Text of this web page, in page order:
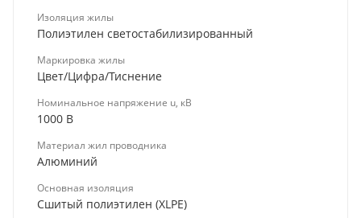
Изоляция жилы
Полиэтилен светостабилизированный
Маркировка жилы
Цвет/Цифра/Тиснение
Номинальное напряжение u, кВ
1000 В
Материал жил проводника
Алюминий
Основная изоляция
Сшитый полиэтилен (XLPE)